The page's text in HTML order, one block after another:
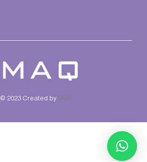
© 2023 Created by UDS